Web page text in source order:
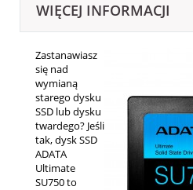
WIĘCEJ INFORMACJI
Zastanawiasz
się nad
wymianą
starego dysku
SSD lub dysku
twardego? Jeśli
tak, dysk SSD
ADATA
Ultimate
SU750 to